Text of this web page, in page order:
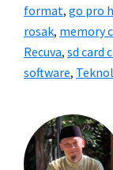
format, go pro
rosak, memory
Recuva, sd card
software,
Primary
Sidebar